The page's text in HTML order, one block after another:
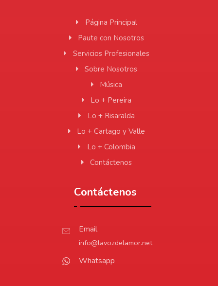
Página Principal
Paute con Nosotros
Servicios Profesionales
Sobre Nosotros
Música
Lo + Pereira
Lo + Risaralda
Lo + Cartago y Valle
Lo + Colombia
Contáctenos
Contáctenos
Email
info@lavozdelamor.net
Whatsapp